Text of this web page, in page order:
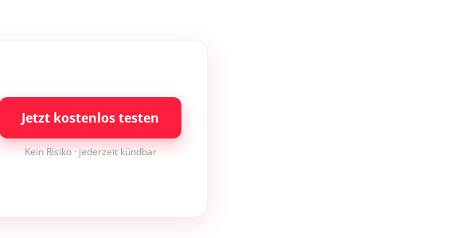
Jetzt kostenlos testen
Kein Risiko · jederzeit kündbar